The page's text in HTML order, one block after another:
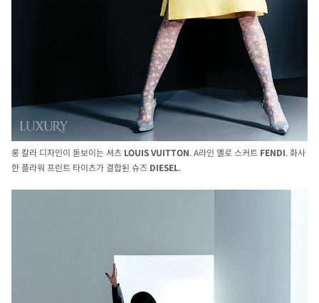
롱 칼라 디자인이 돋보이는 셔츠 LOUISVUITTON. A라인 옐로 스커트 FENDI. 화사
한 플라워 프린트 타이츠가 결합된 슈즈 DIESEL.